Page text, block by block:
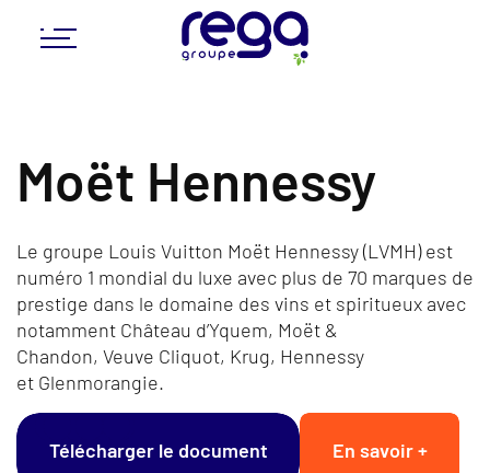
Moët Hennessy
Le groupe Louis Vuitton Moët Hennessy (LVMH) est
numéro 1 mondial du luxe avec plus de 70 marques de
prestige dans le domaine des vins et spiritueux avec
notamment Château d’Yquem, Moët &
Chandon, Veuve Cliquot, Krug, Hennessy
et Glenmorangie.
Télécharger le document En savoir +